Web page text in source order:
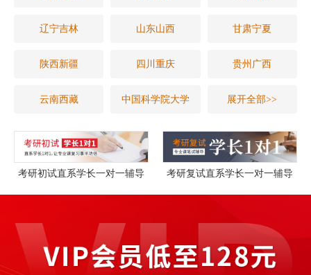
辽宁吉林 山东山西 甘肃宁夏
陕西新疆 四川重庆 贵州广西
云南西藏 中国科学院大学 展开全部>>
考研初试直系学长一对一辅导 考研复试直系学长一对一辅导